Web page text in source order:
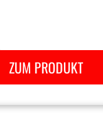
ZUM PRODUKT